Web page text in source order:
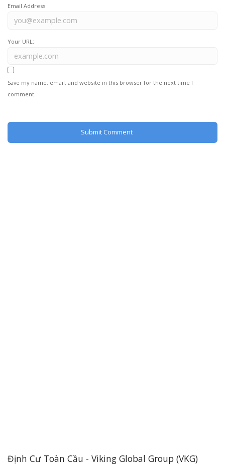
Email Address:
Your URL:
Save my name, email, and website in this browser for the next time I
comment.
Định Cư Toàn Cầu - Viking Global Group (VKG)